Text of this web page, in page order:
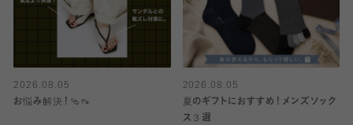
2026.08.05
お悩み解決！🩴👡
2026.08.05
夏のギフトにおすすめ！メンズソック
ス３選